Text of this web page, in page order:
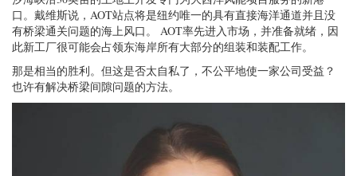
口。戴维斯说，AOT站点将是纽约唯一的具有直接海洋通道并且没
有桥梁通关问题的海上风口。 AOT率先进入市场，并准备就绪，因
此新工厂很可能会占领东海岸所有大部分的组装和装配工作。
那是相当的胜利。但这是否太自私了，不公平地使一家公司受益？
也许有解决桥梁间隙问题的方法。